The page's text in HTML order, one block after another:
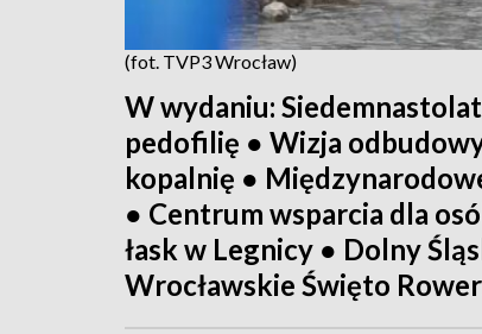
(fot. TVP3 Wrocław)
W wydaniu:
pedofilię ● Wizja
kopalnię ●
● Centrum wsparcia dla
łask w Legnicy ● Dolny
Wrocławskie Święto